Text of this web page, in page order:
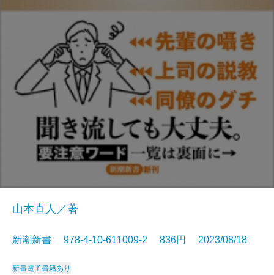
山本直人／著
新潮新書 978-4-10-611009-2 836円 2023/08/18
新書電子書籍あり